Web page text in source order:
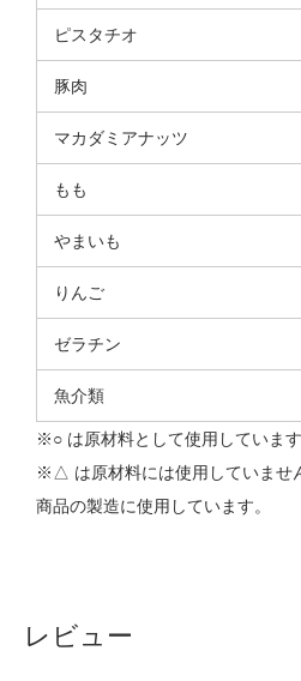
ピスタチオ
豚肉
マカダミアナッツ
もも
やまいも
りんご
ゼラチン
魚介類
※○ は原材料として使用しています
※△ は原材料には使用していませ
商品の製造に使用しています。
レビュー